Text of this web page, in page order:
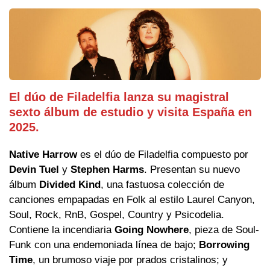
El dúo de Filadelfia lanza su magistral
sexto álbum de estudio y visita España en
2025.
Native Harrowes el dúo de Filadelfia compuesto por
Devin Tuel y Stephen Harms. Presentan su nuevo
álbum Divided Kind, una fastuosa colección de
canciones empapadas en Folk al estilo Laurel Canyon,
Soul, Rock, RnB, Gospel, Country y Psicodelia.
Contiene la incendiaria Going Nowhere, pieza de Soul-
Funk con una endemoniada línea de bajo; Borrowing
Time, un brumoso viaje por prados cristalinos; y